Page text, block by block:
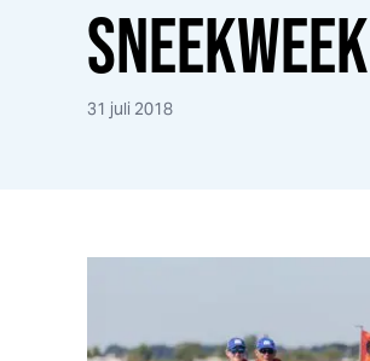
SNEEKWEEK
31 juli 2018